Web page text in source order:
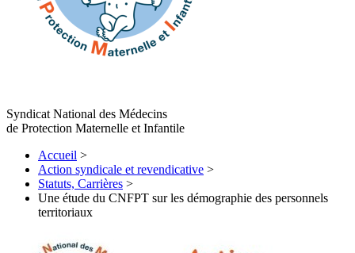
Syndicat National des Médecins
de Protection Maternelle et Infantile
Accueil >
Action syndicale et revendicative >
Statuts, Carrières >
Une étude du CNFPT sur les démographie des personnels
territoriaux